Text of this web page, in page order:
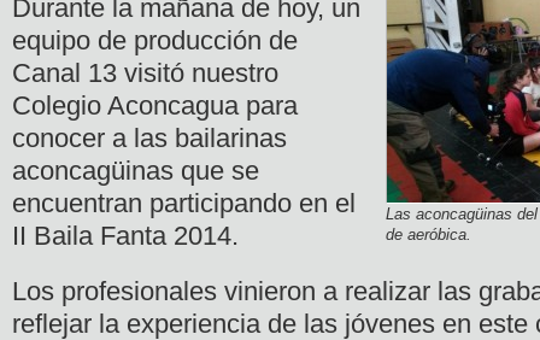
Las aconcagüinas
de aeróbica.
Durante la mañana de hoy, un
equipo de producción de
Canal 13 visitó nuestro
Colegio Aconcagua para
conocer a las bailarinas
aconcagüinas que se
encuentran participando en el
II Baila Fanta 2014.
Los profesionales vinieron a realizar las
reflejar la experiencia de las jóvenes en